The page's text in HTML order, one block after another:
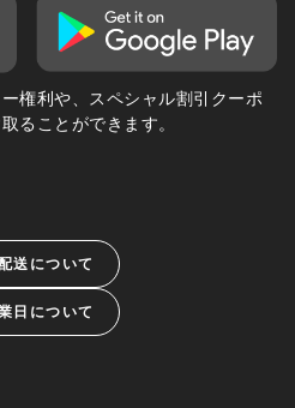
権利や、スペシャル割引クーポ
ることができます。
送について
日について